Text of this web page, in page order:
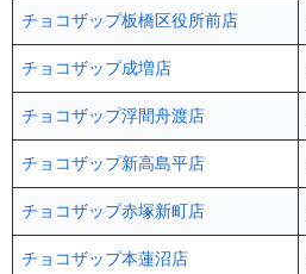
チョコザップ板橋区役所前店
チョコザップ成増店
チョコザップ浮間舟渡店
チョコザップ新高島平店
チョコザップ赤塚新町店
チョコザップ本蓮沼店